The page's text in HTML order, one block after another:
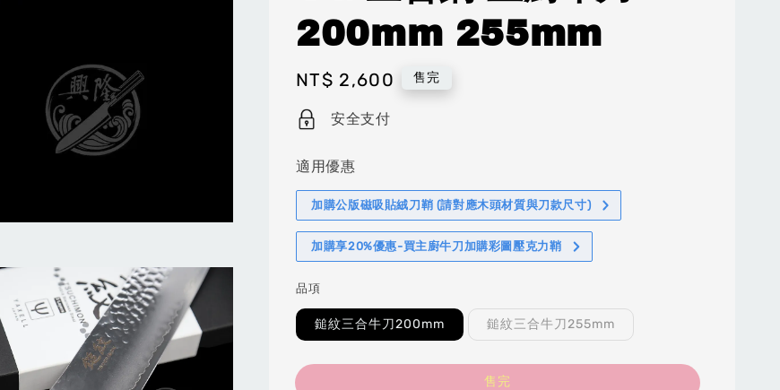
200mm 255mm
Regular
price
NT$ 2,600 售完
安全支付
適用優惠
加購公版磁吸貼絨刀鞘 (請對應木頭材質與刀款尺寸)
加購享20%優惠-買主廚牛刀加購彩圖壓克力鞘
品項
鎚紋三合牛刀200mm 鎚紋三合牛刀255mm
售完